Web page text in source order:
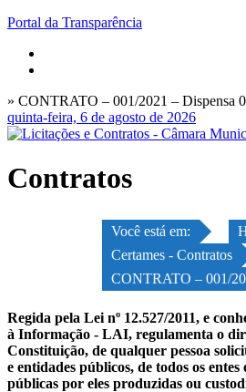
Portal da Transparência
» CONTRATO – 001/2021 – Dispensa
quinta-feira, 6 de agosto de 2026
Contratos
Você está em:
Certames - Contratos
CONTRATO – 001/
Regida pela Lei nº 12.527/2011, e
à Informação - LAI, regulamenta o
Constituição, de qualquer pessoa
e entidades públicos, de todos os
públicas por eles produzidas ou